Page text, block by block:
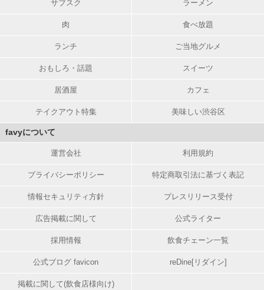
サブスク ラーメン
肉 食べ放題
ランチ ご当地グルメ
おもしろ・話題 スイーツ
居酒屋 カフェ
テイクアウト特集 美味しい渋谷区
favyについて
運営会社 利用規約
プライバシーポリシー 特定商取引法に基づく表記
情報セキュリティ方針 プレスリリース受付
広告掲載に関して 公式ライター
採用情報 飲食チェーン一覧
公式ブログ favicon reDine[リダイン]
掲載に関して(飲食店様向け)